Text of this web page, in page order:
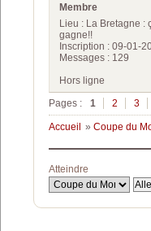
Membre
Lieu : La Bretagne :
gagne!!
Inscription : 09-01-
Messages : 129
Hors ligne
Pages :
1 2 3
Accueil » Coupe du
Atteindre